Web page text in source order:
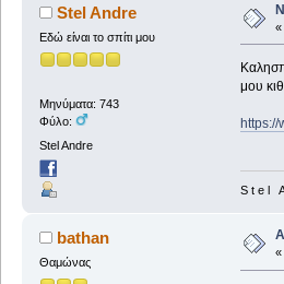
Stel Andre
Εδώ είναι το σπίτι μου
Μηνύματα: 743
Φύλο:
Stel Andre
«
μου
https://
S t e l
bathan
Θαμώνας
«